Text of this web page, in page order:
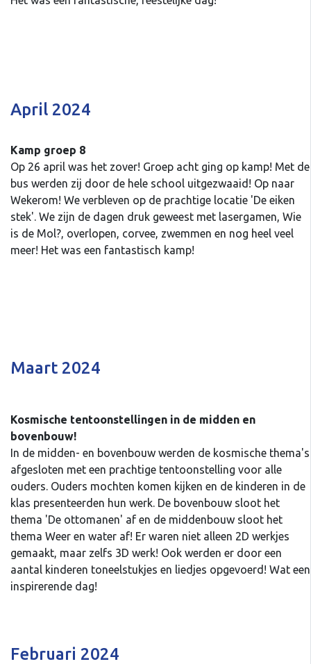
April 2024
Kamp groep 8
Op 26 april was het zover! Groep acht ging op kamp! Met de
bus werden zij door de hele school uitgezwaaid! Op naar
Wekerom! We verbleven op de prachtige locatie 'De eiken
stek'. We zijn de dagen druk geweest met lasergamen, Wie
is de Mol?, overlopen, corvee, zwemmen en nog heel veel
meer! Het was een fantastisch kamp!
Maart 2024
Kosmische tentoonstellingen in de midden en
bovenbouw!
In de midden- en bovenbouw werden de kosmische thema's
afgesloten met een prachtige tentoonstelling voor alle
ouders. Ouders mochten komen kijken en de kinderen in de
klas presenteerden hun werk. De bovenbouw sloot het
thema 'De ottomanen' af en de middenbouw sloot het
thema Weer en water af! Er waren niet alleen 2D werkjes
gemaakt, maar zelfs 3D werk! Ook werden er door een
aantal kinderen toneelstukjes en liedjes opgevoerd! Wat een
inspirerende dag!
Februari 2024